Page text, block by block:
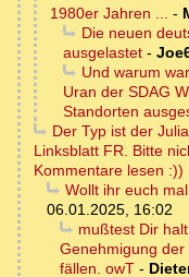
1980er Jahren ... -
Die neuen
ausgelastet -
Und warum
Uran der SDAG
Standorten
Der Typ ist der
Linksblatt FR. Bitte
Kommentare lesen :))
Wollt ihr euch
06.01.2025, 16:02
mußtest Dir
Genehmigung
fällen. owT -